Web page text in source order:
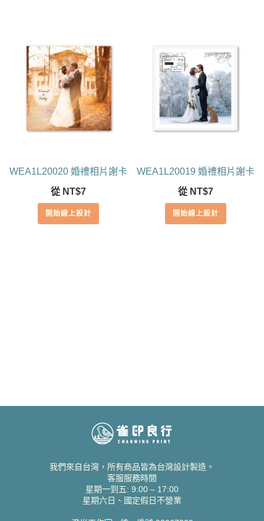
WEA1L20020 婚禮相片謝卡
從 NT$7
開始線上設計
WEA1L20019 婚禮相片謝卡
從 NT$7
開始線上設計
我們來自台灣，所有商品皆為台灣設計製造。
客服服務時間
星期一到五: 9:00 – 17:00
星期六日、國定假日不營業